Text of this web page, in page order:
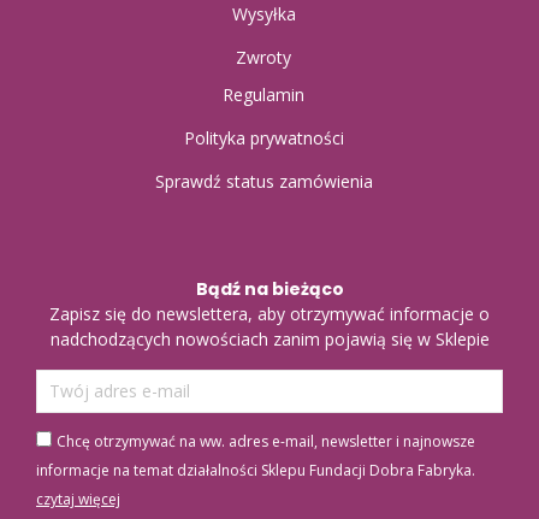
Wysyłka
Zwroty
Regulamin
Polityka prywatności
Sprawdź status zamówienia
Bądź na bieżąco
Zapisz się do newslettera, aby otrzymywać informacje o
nadchodzących nowościach zanim pojawią się w Sklepie
Chcę otrzymywać na ww. adres e-mail, newsletter i najnowsze
informacje na temat działalności Sklepu Fundacji Dobra Fabryka.
czytaj więcej